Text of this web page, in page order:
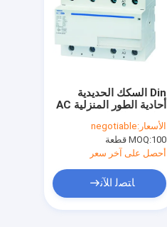
Din السكك الحديدية
أحادية الطور المنزلية AC
100A 230V
الأسعار:negotiable
MOQ:100 قطعة
أحصل على آخر سعر
ﺎﺘﺼﻟ ﺍﻶﻧ